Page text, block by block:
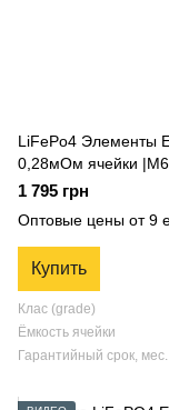
LiFePo4 Элементы
0,28мОм ячейки
1 795 грн
Оптовые цены от 9
Купить
Клас (grade)
Ёмкость ячейки
Гарантийный срок, мес.